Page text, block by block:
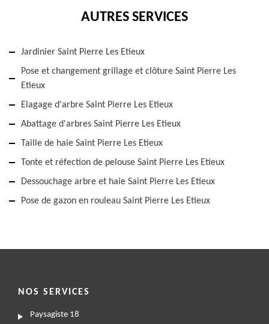
AUTRES SERVICES
Jardinier Saint Pierre Les Etieux
Pose et changement grillage et clôture Saint Pierre Les
Etieux
Elagage d'arbre Saint Pierre Les Etieux
Abattage d'arbres Saint Pierre Les Etieux
Taille de haie Saint Pierre Les Etieux
Tonte et réfection de pelouse Saint Pierre Les Etieux
Dessouchage arbre et haie Saint Pierre Les Etieux
Pose de gazon en rouleau Saint Pierre Les Etieux
NOS SERVICES
Paysagiste 18